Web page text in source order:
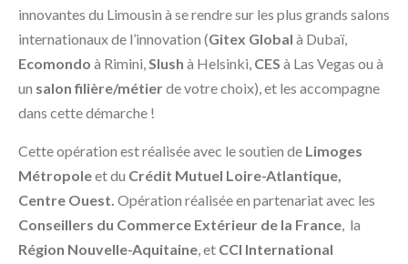
innovantes du Limousin à se rendre sur les plus grands salons
internationaux de l’innovation (Gitex Global à Dubaï,
Ecomondo à Rimini,Slush à Helsinki, CES à Las Vegas ou à
un salon filière/métierde votre choix), et les accompagne
dans cette démarche !
Cette opération est réalisée avec le soutien de Limoges
Métropoleet du Crédit Mutuel Loire-Atlantique,
Centre Ouest. Opération réalisée en partenariat avec les
Conseillers du Commerce Extérieur de la France, la
Région Nouvelle-Aquitaine, et CCI International